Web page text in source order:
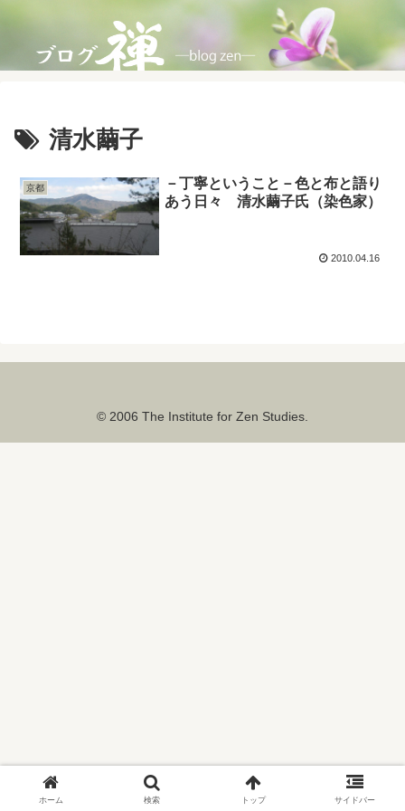
清水繭子
京都
－丁寧ということ－色と布と語り
あう日々 清水繭子氏（染色家）
2010.04.16
© 2006 The Institute for Zen Studies.
ホーム 検索 トップ サイドバー